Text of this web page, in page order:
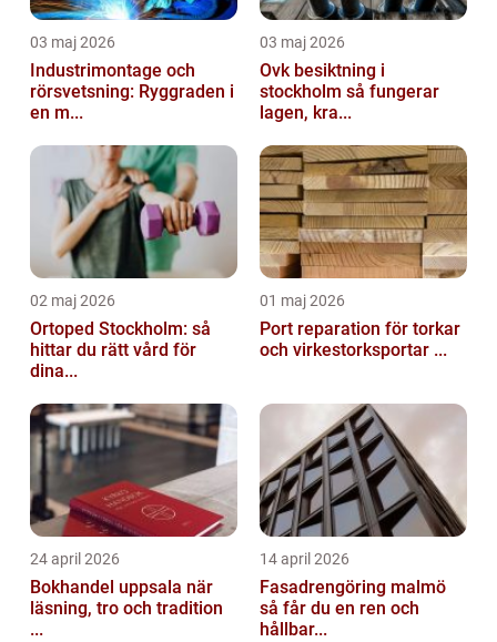
03 maj 2026
Industrimontage och
rörsvetsning: Ryggraden i
en m...
03 maj 2026
Ovk besiktning i
stockholm så fungerar
lagen, kra...
02 maj 2026
Ortoped Stockholm: så
hittar du rätt vård för
dina...
01 maj 2026
Port reparation för torkar
och virkestorksportar ...
24 april 2026
Bokhandel uppsala när
läsning, tro och tradition
...
14 april 2026
Fasadrengöring malmö
så får du en ren och
hållbar...